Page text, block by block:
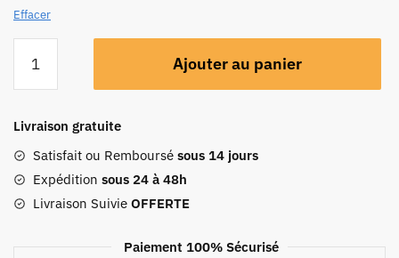
Effacer
Ajouter au panier
Livraison gratuite
Satisfait ou Remboursé sous 14 jours
Expédition sous 24 à 48h
Livraison Suivie OFFERTE
Paiement 100% Sécurisé